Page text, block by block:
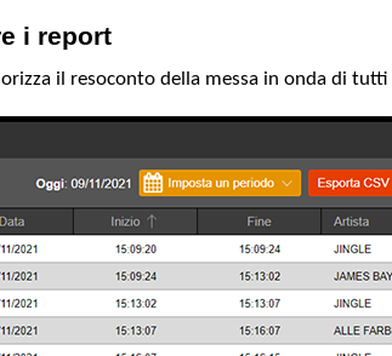
i report
il resoconto della messa in onda di